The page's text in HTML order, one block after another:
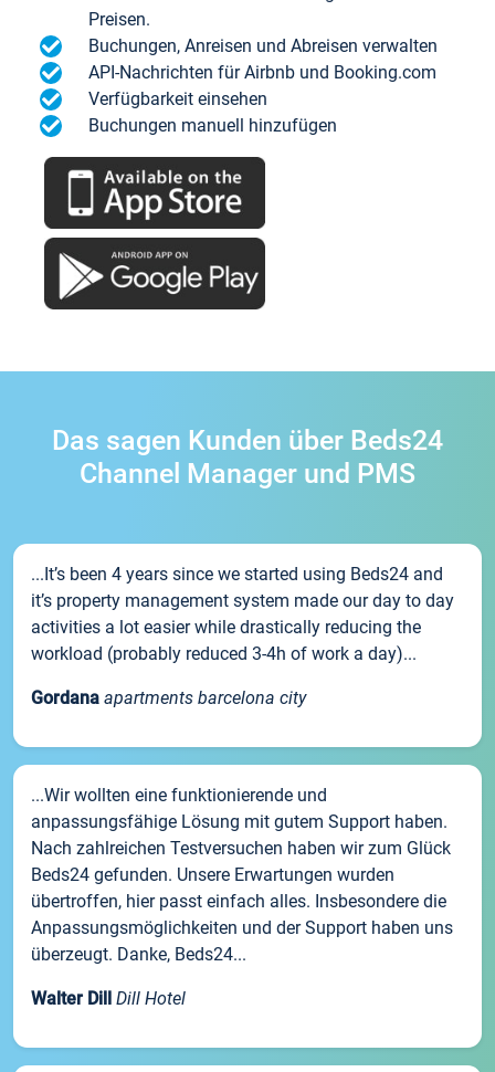
Preisen.
Buchungen, Anreisen und Abreisen verwalten
API-Nachrichten für Airbnb und Booking.com
Verfügbarkeit einsehen
Buchungen manuell hinzufügen
Das sagen Kunden über Beds24
Channel Manager und PMS
...It’s been 4 years since we started using Beds24 and
it’s property management system made our day to day
activities a lot easier while drastically reducing the
workload (probably reduced 3-4h of work a day)...
Gordana apartments barcelona city
...Wir wollten eine funktionierende und
anpassungsfähige Lösung mit gutem Support haben.
Nach zahlreichen Testversuchen haben wir zum Glück
Beds24 gefunden. Unsere Erwartungen wurden
übertroffen, hier passt einfach alles. Insbesondere die
Anpassungsmöglichkeiten und der Support haben uns
überzeugt. Danke, Beds24...
Walter Dill Dill Hotel